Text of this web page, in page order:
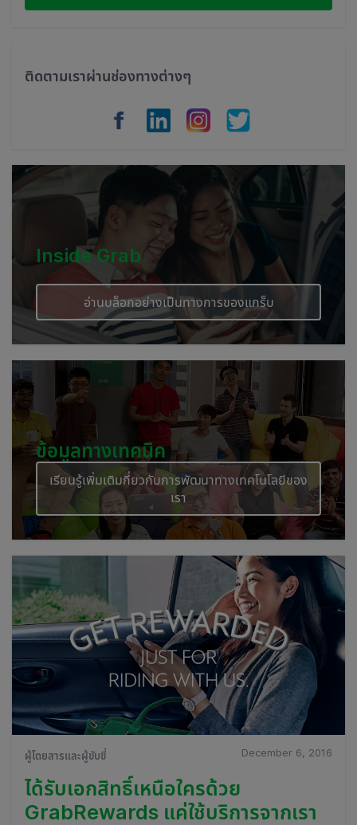
Cambodia
ติดตามเราผ่านช่องทางต่างๆ
Inside Grab
อ่านบล็อกอย่างเป็นทางการของแกร็บ
ข้อมูลทางเทคนิค
เรียนรู้เพิ่มเติมกี่ยวกับการพัฒนาทางเทคโนโลยีของ
เรา
ผู้โดยสารและผู้ขับขี่ December 6, 2016
ได้รับเอกสิทธิ์เหนือใครด้วย
GrabRewards แค่ใช้บริการจากเรา